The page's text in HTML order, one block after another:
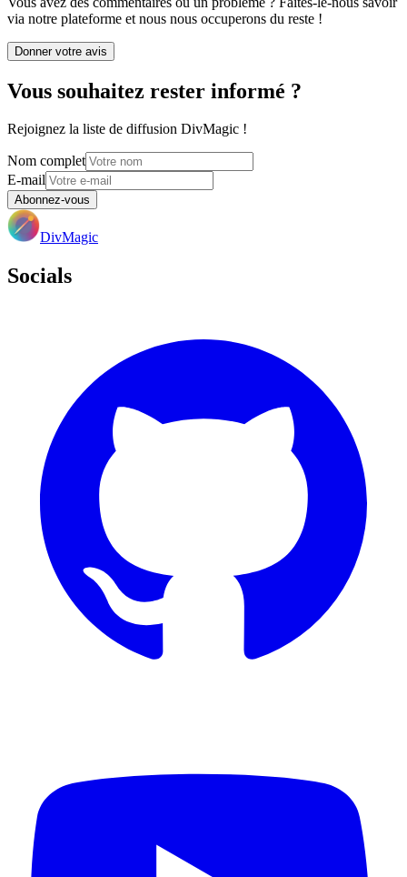
via notre plateforme et nous nous occuperons du reste !
Donner votre avis
Vous souhaitez rester informé ?
Rejoignez la liste de diffusion DivMagic !
Nom complet
E-mail
Abonnez-vous
DivMagic
Socials